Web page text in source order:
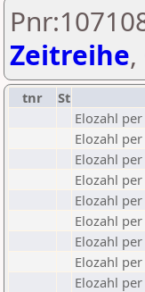
Zeitreihe,
tnr St
Elozahl
Elozahl
Elozahl
Elozahl
Elozahl
Elozahl
Elozahl
Elozahl
Elozahl